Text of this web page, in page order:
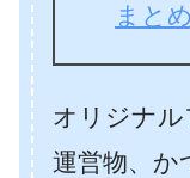
まとめ
オリジナ
運営物、か